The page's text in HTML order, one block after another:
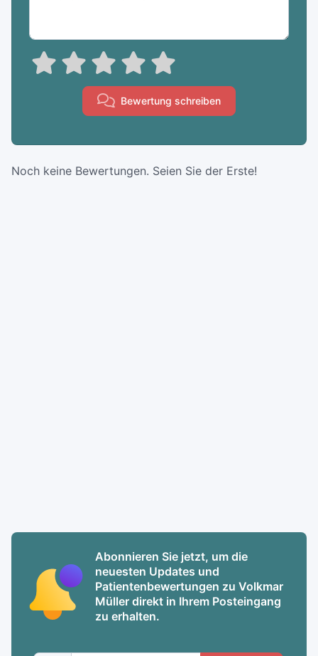
Bewertung schreiben
Noch keine Bewertungen. Seien Sie der Erste!
Abonnieren Sie jetzt, um die
neuesten Updates und
Patientenbewertungen zu Volkmar
Müller direkt in Ihrem Posteingang
zu erhalten.